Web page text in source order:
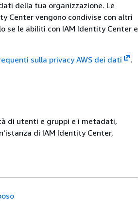
della tua organizzazione. Le
Center vengono condivise con altri
se le abiliti con IAM Identity Center e
sulla privacy AWS dei dati .
di utenti e gruppi e i metadati,
di IAM Identity Center,